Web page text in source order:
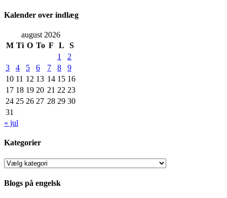
Kalender over indlæg
august 2026
M Ti O To F L
S
1
2
3
4 5 6 7 8
9
10 11 12 13 14 15 16
17 18 19 20 21 22 23
24 25 26 27 28 29 30
31
« jul
Kategorier
Kategorier
Blogs på engelsk